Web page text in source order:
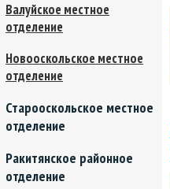
Валуйское местное
отделение
Новооскольское местное
отделение
Старооскольское местное
отделение
Ракитянское районное
отделение